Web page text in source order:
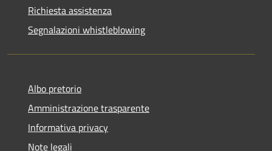
Richiesta assistenza
Segnalazioni whistleblowing
Albo pretorio
Amministrazione trasparente
Informativa privacy
Note legali